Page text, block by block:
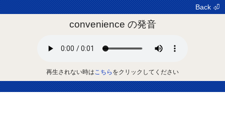
Back ⏎
convenience の発音
再生されない時はこちら をクリックしてください